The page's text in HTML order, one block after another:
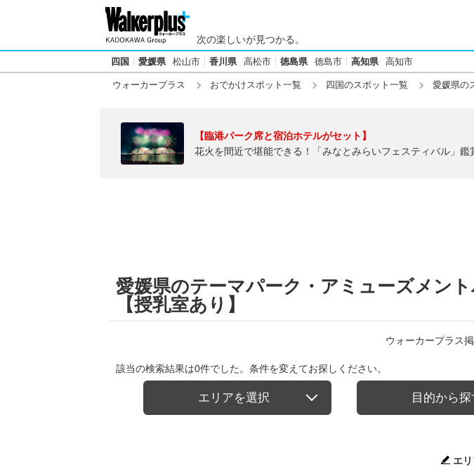
次の楽しいが見つかる。
四国 愛媛県 松山市 香川県 高松市 徳島県 徳島市 高知県 高知市
ウォーカープラス おでかけスポット一覧 四国のスポット一覧 愛媛県の
【臨港パーク席と宿泊ホテルがセット】
花火を間近で堪能できる！「みなとみらいフェスティバル」鑑
愛媛県のテーマパーク・アミューズメン
【授乳室あり】
ウォーカープラス
該当の検索結果は0件でした。条件を変えてお探しください。
エリアを選択 目的から探
エ